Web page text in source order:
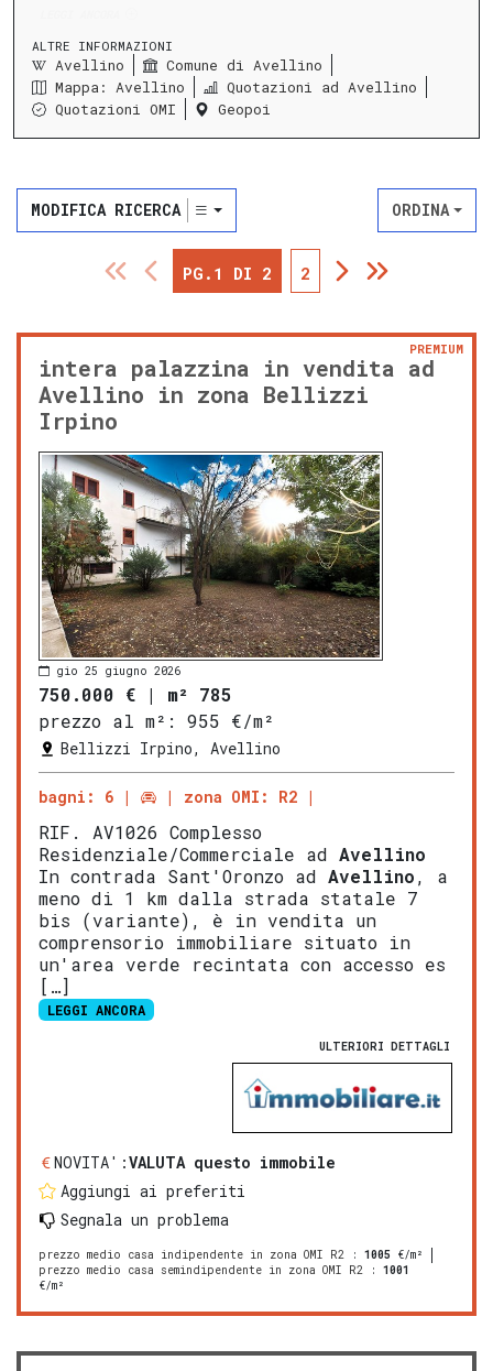
ALTRE INFORMAZIONI
Avellino
Comune di Avellino
Mappa: Avellino
Quotazioni ad Avellino
Quotazioni OMI
Geopoi
MODIFICA RICERCA ORDINA
PG.1 DI 2 2
intera palazzina in vendita ad
Avellino in zona Bellizzi
Irpino
PREMIUM
gio 25 giugno 2026
750.000 € | m² 785
prezzo al m²:
955 €/m²
Bellizzi Irpino, Avellino
bagni: 6 zona OMI: R2
RIF. AV1026 Complesso
Residenziale/Commerciale ad Avellino
In contrada Sant'Oronzo ad Avellino, a
meno di 1 km dalla strada statale 7
bis (variante), è in vendita un
comprensorio immobiliare situato in
un'area verde recintata con accesso es
[…]
LEGGI ANCORA
ULTERIORI DETTAGLI
NOVITA':VALUTA questo immobile
Aggiungi ai preferiti
Segnala un problema
prezzo medio casa indipendente in zona OMI R2 : 1005 €/m²
prezzo medio casa semindipendente in zona OMI R2 : 1001
€/m²